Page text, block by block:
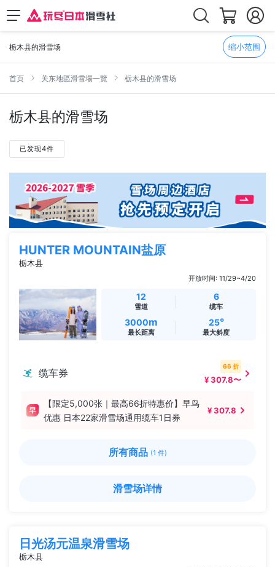
栃木县的滑雪场 缩小范围
首页 关东地區滑雪場一覽 栃木县的滑雪场
栃木县的滑雪场
已发现4件
HUNTER MOUNTAIN盐原
栃木县
开放时间: 11/29~4/20
12
雪道
6
缆车
3000m
最长距离
25°
最大斜度
缆车券
66 折
¥ 307.8〜
【限定5,000张｜最高66折特惠价】早鸟
优惠 日本22家滑雪场通用缆车1日券
¥ 307.8
所有商品 (1 件)
滑雪场详情
日光汤元温泉滑雪场
栃木县